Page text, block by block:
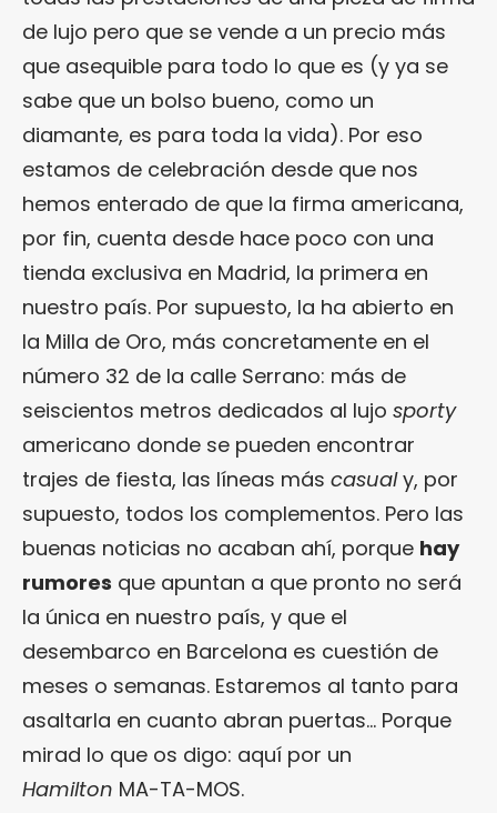
de lujo pero que se vende a un precio más
que asequible para todo lo que es (y ya se
sabe que un bolso bueno, como un
diamante, es para toda la vida). Por eso
estamos de celebración desde que nos
hemos enterado de que la firma americana,
por fin, cuenta desde hace poco con una
tienda exclusiva en Madrid, la primera en
nuestro país. Por supuesto, la ha abierto en
la Milla de Oro, más concretamente en el
número 32 de la calle Serrano: más de
seiscientos metros dedicados al lujo sporty
americano donde se pueden encontrar
trajes de fiesta, las líneas más casualy, por
supuesto, todos los complementos. Pero las
buenas noticias no acaban ahí, porque hay
rumores que apuntan a que pronto no será
la única en nuestro país, y que el
desembarco en Barcelona es cuestión de
meses o semanas. Estaremos al tanto para
asaltarla en cuanto abran puertas… Porque
mirad lo que os digo: aquí por un
Hamilton MA-TA-MOS.